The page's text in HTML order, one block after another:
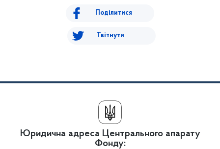
Поділитися
Твітнути
Юридична адреса Центрального апарату
Фонду: